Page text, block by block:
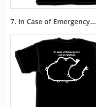
7. In Case of Emergency...